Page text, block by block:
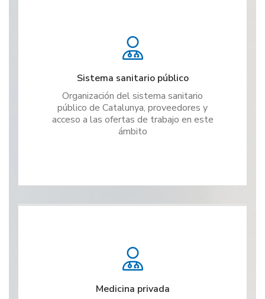
Sistema sanitario público
Organización del sistema sanitario
público de Catalunya, proveedores y
acceso a las ofertas de trabajo en este
ámbito
Medicina privada